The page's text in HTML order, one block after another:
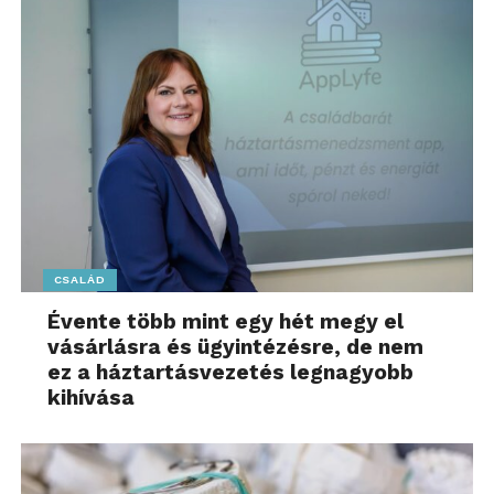
CSALÁD
Évente több mint egy hét megy el
vásárlásra és ügyintézésre, de nem
ez a háztartásvezetés legnagyobb
kihívása